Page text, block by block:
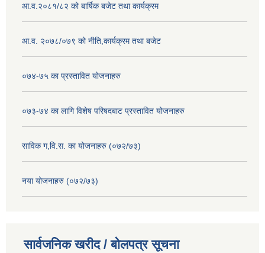
आ.व.२०८१/८२ को बार्षिक बजेट तथा कार्यक्रम
आ.व. २०७८/०७९ को नीति,कार्यक्रम तथा बजेट
०७४-७५ का प्रस्तावित योजनाहरु
०७३-७४ का लागि विशेष परिषदबाट प्रस्तावित योजनाहरु
साविक ग,वि.स. का योजनाहरु (०७२/७३)
नया योजनाहरु (०७२/७३)
सार्वजनिक खरीद / बोलपत्र सूचना